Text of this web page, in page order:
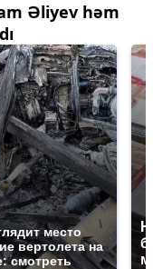
Əliyev həm
место
вертолета на
смотреть